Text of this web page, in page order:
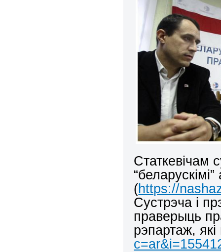
Статкевічам
(https://
Сустрэча і
праверыць
рэпартаж,